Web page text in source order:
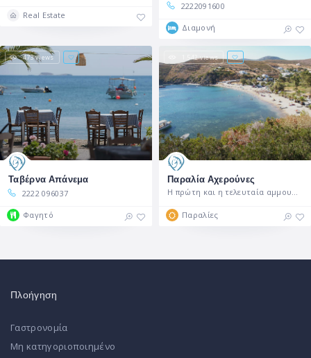
Real Estate
2222091600
Διαμονή
473 views
Ταβέρνα Απάνεμα
2222 096037
Φαγητό
1.542 views
Παραλία Αχερούνες
Παραλίες
Πλοήγηση
Γαστρονομία
Μη κατηγοριοποιημένο